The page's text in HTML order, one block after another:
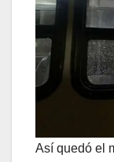
Así quedó el